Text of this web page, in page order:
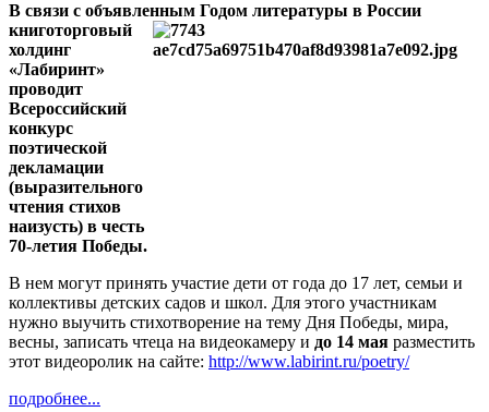
В связи с объявленным Годом литературы в России
книготорговый
холдинг
«Лабиринт»
проводит
Всероссийский
конкурс
поэтической
декламации
(выразительного
чтения стихов
наизусть) в честь
70-летия Победы.
В нем могут принять участие дети от года до 17 лет, семьи и
коллективы детских садов и школ. Для этого участникам
нужно выучить стихотворение на тему Дня Победы, мира,
весны, записать чтеца на видеокамеру и до 14 мая разместить
этот видеоролик на сайте: http://www.labirint.ru/poetry/
подробнее...